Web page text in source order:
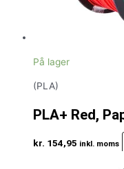
På lager
(PLA)
PLA+ Red,
kr. 154,95 inkl. moms